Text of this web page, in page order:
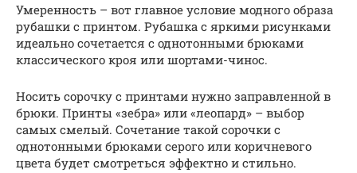
Умеренность – вот главное условие модного образа
рубашки с принтом. Рубашка с яркими рисунками
идеально сочетается с однотонными брюками
классического кроя или шортами-чинос.
Носить сорочку с принтами нужно заправленной в
брюки. Принты «зебра» или «леопард» – выбор
самых смелый. Сочетание такой сорочки с
однотонными брюками серого или коричневого
цвета будет смотреться эффектно и стильно.